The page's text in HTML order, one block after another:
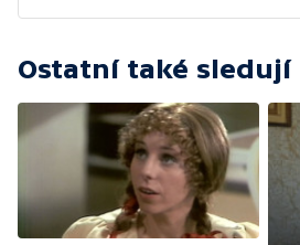
Ostatní také sledují